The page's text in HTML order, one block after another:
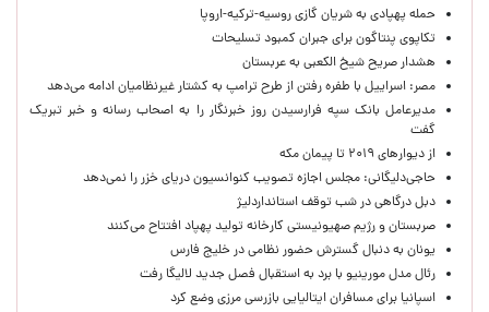
حمله پهپادی به شریان گازی روسیه-ترکیه-اروپا
تکاپوی پنتاگون برای جبران کمبود تسلیحات
هشدار صریح شیخ الکعبی به عربستان
مصر: اسراییل با طفره رفتن از طرح ترامپ به کشتار غیرنظامیان ادامه می‌دهد
مدیرعامل بانک سپه فرارسیدن روز خبرنگار را به اصحاب رسانه و خبر تبریک
گفت
از دیوارهای ۲۰۱۹ تا پیمان مکه
حاجی‌دلیگانی: مجلس اجازه تصویب کنوانسیون دریای خزر را نمی‌دهد
دبل درگاهی در شب توقف استانداردلیژ
صربستان و رژیم صهیونیستی کارخانه تولید پهپاد افتتاح می‌کنند
یونان به دنبال گسترش حضور نظامی در خلیج فارس
رئال مدل مورینیو با برد به استقبال فصل جدید لالیگا رفت
اسپانیا برای مسافران ایتالیایی بازرسی مرزی وضع کرد